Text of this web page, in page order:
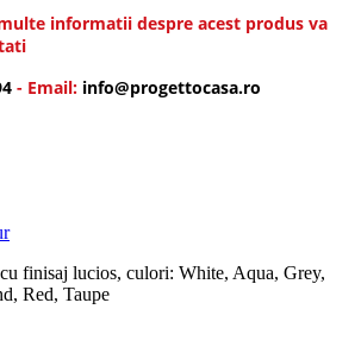
informatii despre acest produs va
- Email: info@progettocasa.ro
finisaj lucios, culori: White, Aqua, Grey,
Red, Taupe